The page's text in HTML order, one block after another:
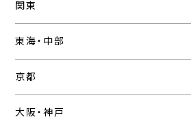
関東
東海・中部
京都
大阪・神戸